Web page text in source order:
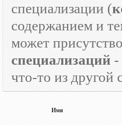
специализации (
содержанием и
может
специализаций -
что-то из
Имя